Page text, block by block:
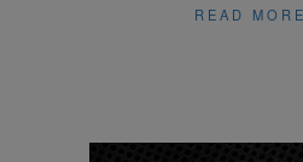
READ MORE